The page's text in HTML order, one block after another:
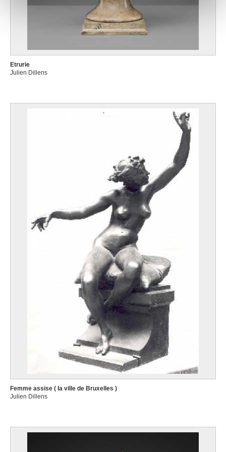
notre site avec nos partenaires de médias sociaux, de
publicité et d'analyse, qui peuvent combiner celles-ci
avec d'autres informations que vous leur avez fournies
ou qu'ils ont collectées lors de votre utilisation de leurs
services.
Etrurie
Julien Dillens
Femme assise ( la ville de Bruxelles )
Julien Dillens